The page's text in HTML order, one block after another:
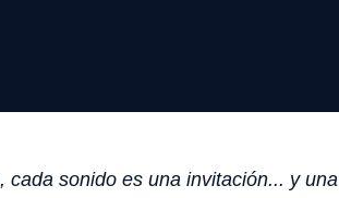
sonido es una invitación... y una